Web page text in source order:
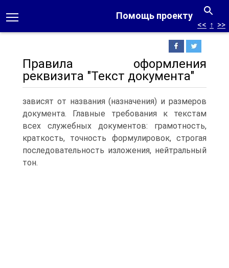
Помощь проекту
<< ↑ >>
Правила оформления
реквизита "Текст документа"
зависят от названия (назначения) и размеров
документа. Главные требования к текстам
всех служебных документов: грамотность,
краткость, точность формулировок, строгая
последовательность изложения, нейтральный
тон.